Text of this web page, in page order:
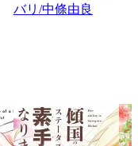
バリ/中條由良